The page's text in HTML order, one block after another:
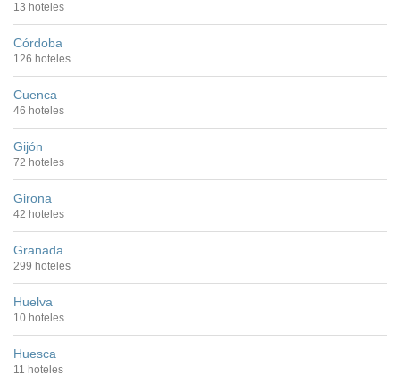
13 hoteles
Córdoba
126 hoteles
Cuenca
46 hoteles
Gijón
72 hoteles
Girona
42 hoteles
Granada
299 hoteles
Huelva
10 hoteles
Huesca
11 hoteles